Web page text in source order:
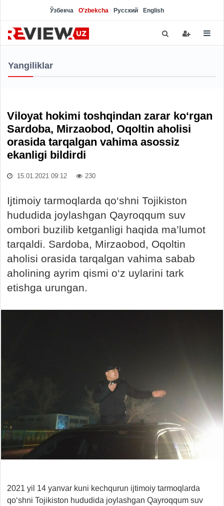
Ўзбекча O'zbekcha Русский English
Yangiliklar
Viloyat hokimi toshqindan zarar ko‘rgan
Sardoba, Mirzaobod, Oqoltin aholisi
orasida tarqalgan vahima asossiz
ekanligi bildirdi
15.01.2021 09:12 230
Ijtimoiy tarmoqlarda qo‘shni Tojikiston
hududida joylashgan Qayroqqum suv
ombori buzilib ketganligi haqida ma’lumot
tarqaldi. Sardoba, Mirzaobod, Oqoltin
aholisi orasida tarqalgan vahima sabab
aholining ayrim qismi o‘z uylarini tark
etishga urungan.
2021 yil 14 yanvar kuni kechqurun ijtimoiy tarmoqlarda
qo‘shni Tojikiston hududida joylashgan Qayroqqum suv